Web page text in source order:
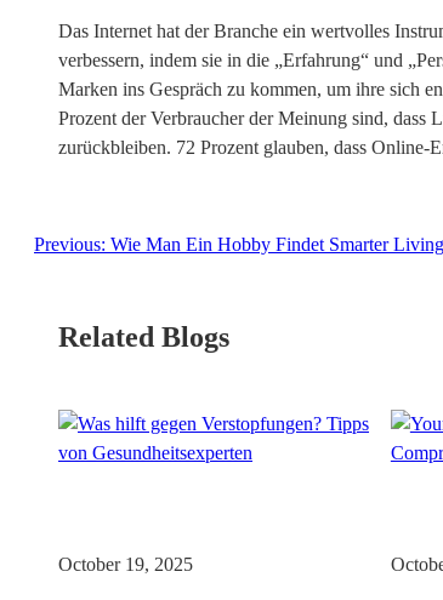
Das Internet hat der Branche ein wertvolles
verbessern, indem sie in die „Erfahrung“ und
Marken ins Gespräch zu kommen, um ihre sich
Prozent der Verbraucher der Meinung sind, dass
zurückbleiben. 72 Prozent glauben, dass Online-
Previous: Wie Man Ein Hobby Findet Smarter
Related Blogs
October 19, 2025